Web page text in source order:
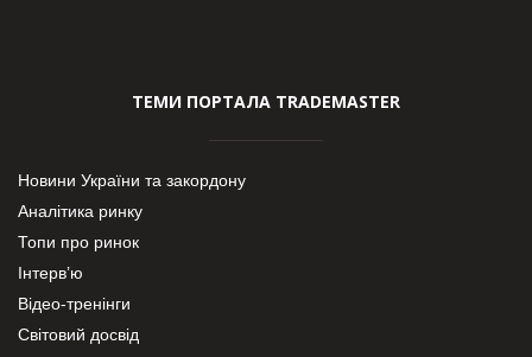
ТЕМИ ПОРТАЛА TRADEMASTER
Новини України та закордону
Аналітика ринку
Топи про ринок
Інтерв’ю
Відео-тренінги
Світовий досвід